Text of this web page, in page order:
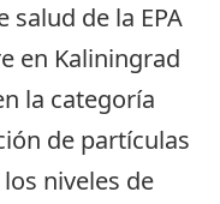
salud de la EPA
en Kaliningrad
la categoría
de partículas
los niveles de